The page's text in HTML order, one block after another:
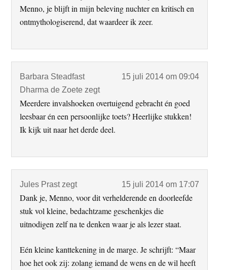
Menno, je blijft in mijn beleving nuchter en kritisch en
ontmythologiserend, dat waardeer ik zeer.
Barbara Steadfast
Dharma de Zoete zegt
15 juli 2014 om 09:04
Meerdere invalshoeken overtuigend gebracht én goed
leesbaar én een persoonlijke toets? Heerlijke stukken!
Ik kijk uit naar het derde deel.
Jules Prast zegt 15 juli 2014 om 17:07
Dank je, Menno, voor dit verhelderende en doorleefde
stuk vol kleine, bedachtzame geschenkjes die
uitnodigen zelf na te denken waar je als lezer staat.
Eén kleine kanttekening in de marge. Je schrijft: “Maar
hoe het ook zij: zolang iemand de wens en de wil heeft